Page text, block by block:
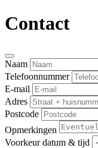
Contact
Naam
Telefoonnummer
E-mail
Adres
Postcode
Opmerkingen
Voorkeur datum & tijd